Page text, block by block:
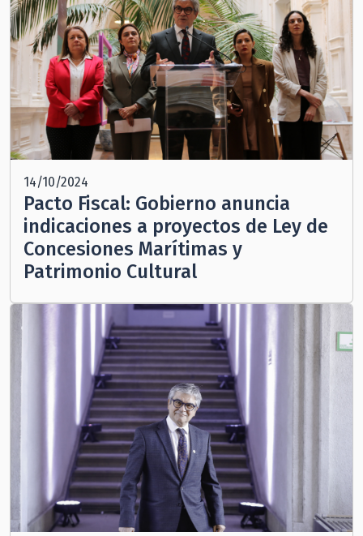
14/10/2024
Pacto Fiscal: Gobierno anuncia
indicaciones a proyectos de Ley de
Concesiones Marítimas y
Patrimonio Cultural